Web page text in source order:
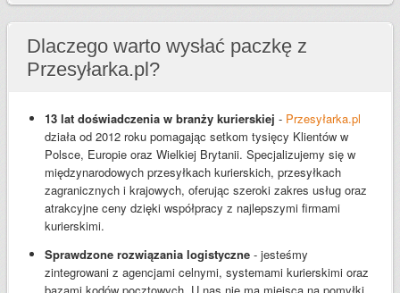
Dlaczego warto wysłać paczkę z
Przesyłarka.pl?
13 lat doświadczenia w branży kurierskiej - Przesyłarka.pl
działa od 2012 roku pomagając setkom tysięcy Klientów w
Polsce, Europie oraz Wielkiej Brytanii. Specjalizujemy się w
międzynarodowych przesyłkach kurierskich, przesyłkach
zagranicznych i krajowych, oferując szeroki zakres usług oraz
atrakcyjne ceny dzięki współpracy z najlepszymi firmami
kurierskimi.
Sprawdzone rozwiązania logistyczne - jesteśmy
zintegrowani z agencjami celnymi, systemami kurierskimi oraz